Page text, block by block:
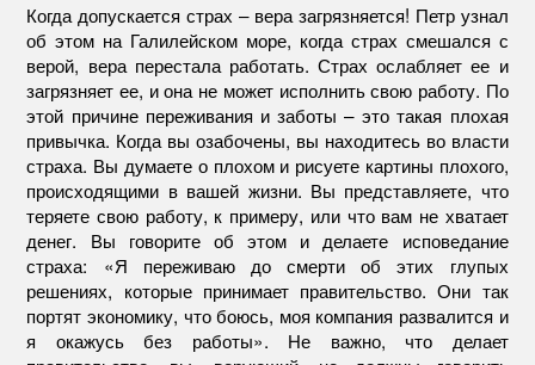
Когда допускается страх – вера загрязняется! Петр узнал
об этом на Галилейском море, когда страх смешался с
верой, вера перестала работать. Страх ослабляет ее и
загрязняет ее, и она не может исполнить свою работу. По
этой причине переживания и заботы – это такая плохая
привычка. Когда вы озабочены, вы находитесь во власти
страха. Вы думаете о плохом и рисуете картины плохого,
происходящими в вашей жизни. Вы представляете, что
теряете свою работу, к примеру, или что вам не хватает
денег. Вы говорите об этом и делаете исповедание
страха: «Я переживаю до смерти об этих глупых
решениях, которые принимает правительство. Они так
портят экономику, что боюсь, моя компания развалится и
я окажусь без работы». Не важно, что делает